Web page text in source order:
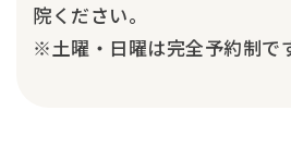
院ください。
※土曜・日曜は完全予約制です